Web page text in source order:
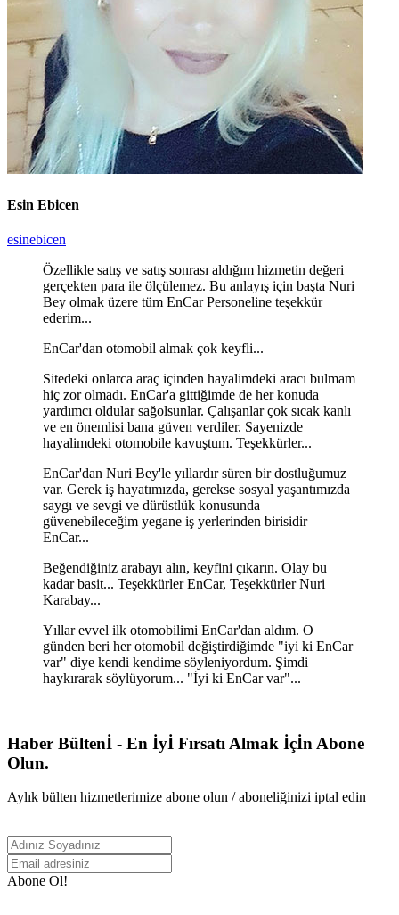
Esin Ebicen
esinebicen
Özellikle satış ve satış sonrası aldığım hizmetin değeri
gerçekten para ile ölçülemez. Bu anlayış için başta Nuri
Bey olmak üzere tüm EnCar Personeline teşekkür
ederim...
EnCar'dan otomobil almak çok keyfli...
Sitedeki onlarca araç içinden hayalimdeki aracı bulmam
hiç zor olmadı. EnCar'a gittiğimde de her konuda
yardımcı oldular sağolsunlar. Çalışanlar çok sıcak kanlı
ve en önemlisi bana güven verdiler. Sayenizde
hayalimdeki otomobile kavuştum. Teşekkürler...
EnCar'dan Nuri Bey'le yıllardır süren bir dostluğumuz
var. Gerek iş hayatımızda, gerekse sosyal yaşantımızda
saygı ve sevgi ve dürüstlük konusunda
güvenebileceğim yegane iş yerlerinden birisidir
EnCar...
Beğendiğiniz arabayı alın, keyfini çıkarın. Olay bu
kadar basit... Teşekkürler EnCar, Teşekkürler Nuri
Karabay...
Yıllar evvel ilk otomobilimi EnCar'dan aldım. O
günden beri her otomobil değiştirdiğimde "iyi ki EnCar
var" diye kendi kendime söyleniyordum. Şimdi
haykırarak söylüyorum... "İyi ki EnCar var"...
Haber Bültenİ - En İyİ Fırsatı Almak İçİn Abone
Olun.
Aylık bülten hizmetlerimize abone olun / aboneliğinizi iptal edin
Abone Ol!